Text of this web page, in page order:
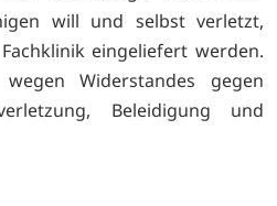
will und selbst verletzt,
eingeliefert werden.
Widerstandes gegen
Beleidigung und